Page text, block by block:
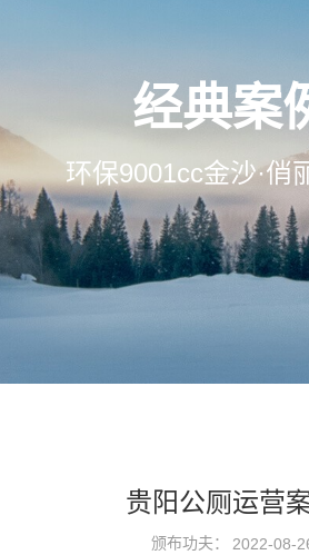
经典案
环保9001cc金沙·俏
贵阳公厕运营
颁布功夫： 2022-08-